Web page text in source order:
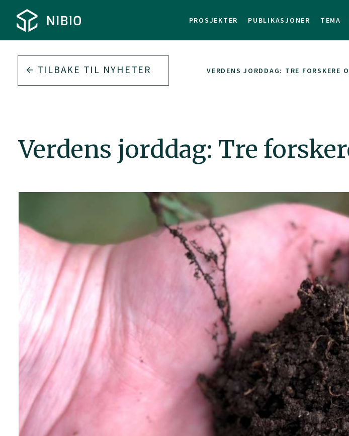
PROSJEKTER PUBLIKASJONER TEMA
TILBAKE TIL NYHETER VERDENS JORDDAG: TRE FORSKERE
Verdens jorddag: Tre